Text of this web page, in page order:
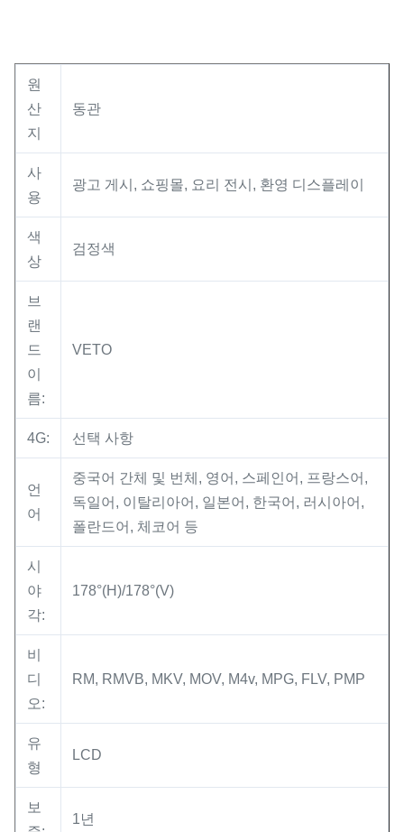
원
산
지
동관
사
용
광고 게시, 쇼핑몰, 요리 전시, 환영 디스플레이
색
상
검정색
브
랜
드
이
름:
VETO
4G: 선택 사항
언
어
중국어 간체 및 번체, 영어, 스페인어, 프랑스어,
독일어, 이탈리아어, 일본어, 한국어, 러시아어,
폴란드어, 체코어 등
시
야
각:
178°(H)/178°(V)
비
디
오:
RM, RMVB, MKV, MOV, M4v, MPG, FLV, PMP
유
형
LCD
보
1년